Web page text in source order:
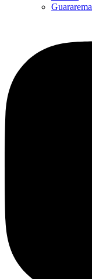
Guararema